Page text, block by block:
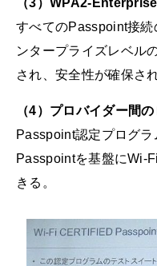
すべてのPasspoint接
ンタープライズレベル
され、安全性が確保され
（4）プロバイダー間
Passpoint認定プログ
Passpointを基盤にWi-
きる。